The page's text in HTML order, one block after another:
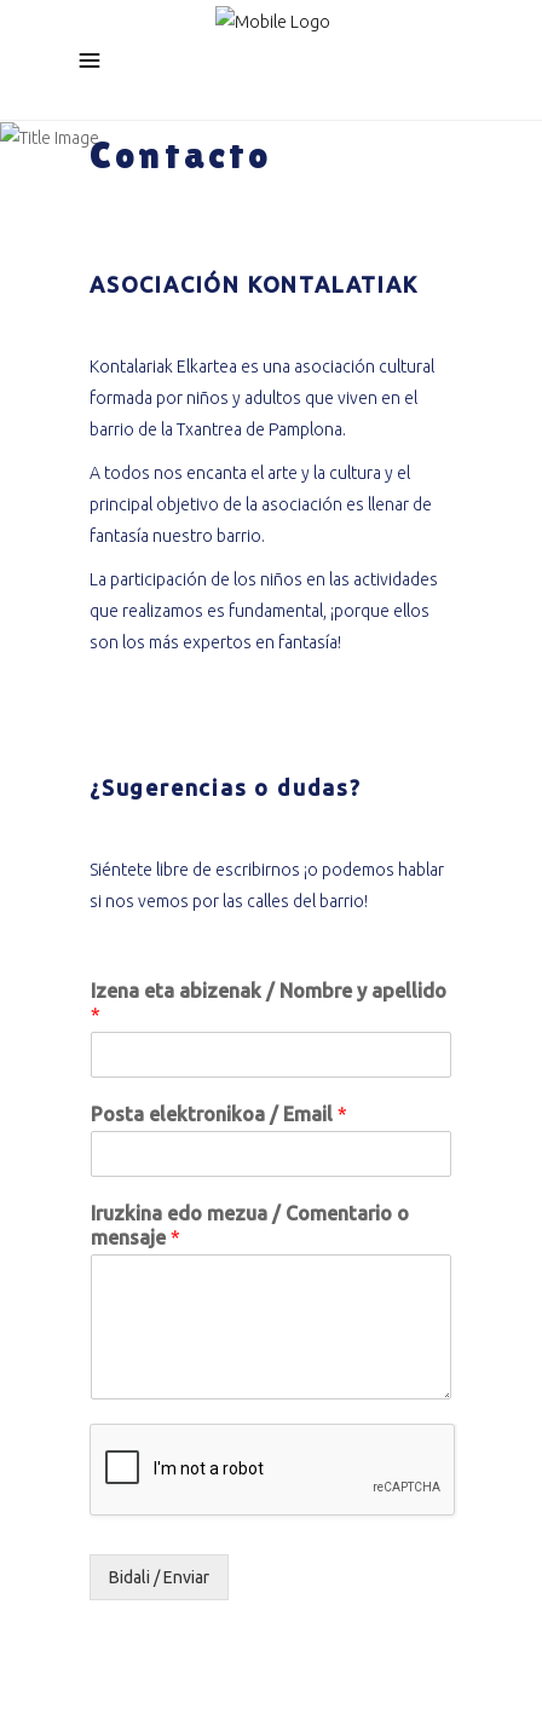
Contacto
ASOCIACIÓN KONTALATIAK
Kontalariak Elkartea es una asociación cultural
formada por niños y adultos que viven en el
barrio de la Txantrea de Pamplona.
A todos nos encanta el arte y la cultura y el
principal objetivo de la asociación es llenar de
fantasía nuestro barrio.
La participación de los niños en las actividades
que realizamos es fundamental, ¡porque ellos
son los más expertos en fantasía!
¿Sugerencias o dudas?
Siéntete libre de escribirnos ¡o podemos hablar
si nos vemos por las calles del barrio!
Izena eta abizenak / Nombre y apellido
*
Posta elektronikoa / Email *
Iruzkina edo mezua / Comentario o
mensaje *
Bidali / Enviar